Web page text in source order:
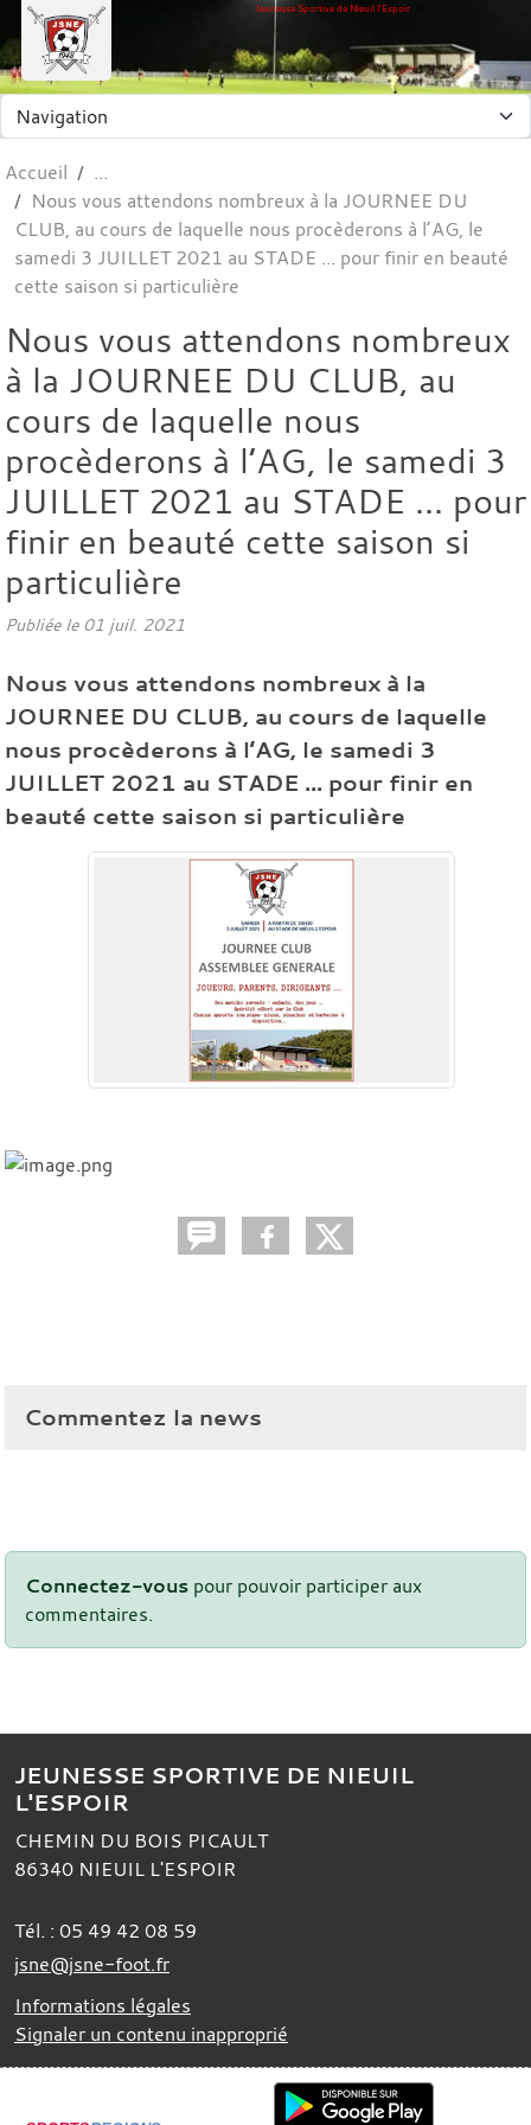
Jeunesse Sportive de Nieuil l'Espoir
Accueil
Nous vous attendons nombreux à la JOURNEE DU
CLUB, au cours de laquelle nous procèderons à l’AG, le
samedi 3 JUILLET 2021 au STADE ... pour finir en beauté
cette saison si particulière
Nous vous attendons nombreux
à la JOURNEE DU CLUB, au
cours de laquelle nous
procèderons à l’AG, le samedi 3
JUILLET 2021 au STADE ... pour
finir en beauté cette saison si
particulière
Publiée le 01 juil. 2021
Nous vous attendons nombreux à la
JOURNEE DU CLUB, au cours de laquelle
nous procèderons à l’AG, le samedi 3
JUILLET 2021 au STADE ... pour finir en
beauté cette saison si particulière
Commentez la news
Connectez-vous pour pouvoir participer aux
commentaires.
JEUNESSE SPORTIVE DE NIEUIL
L'ESPOIR
CHEMIN DU BOIS PICAULT
86340 NIEUIL L'ESPOIR
Tél. : 05 49 42 08 59
jsne@jsne-foot.fr
Informations légales
Signaler un contenu inapproprié
Panneau de gestion des cookies